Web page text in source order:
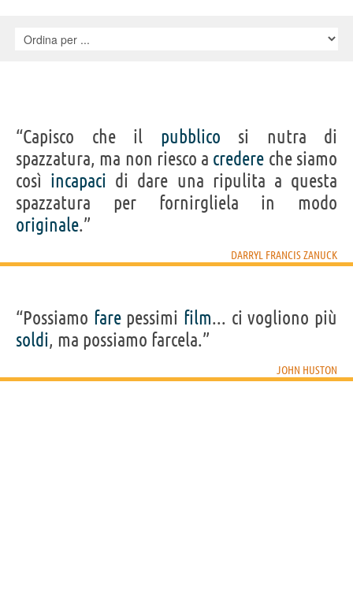
“Capisco che il pubblico si nutra di
spazzatura, ma non riesco a credere che siamo
così incapaci di dare una ripulita a questa
spazzatura per fornirgliela in modo
originale.”
DARRYL FRANCIS ZANUCK
“Possiamo farepessimi film... ci vogliono più
soldi, ma possiamo farcela.”
JOHN HUSTON